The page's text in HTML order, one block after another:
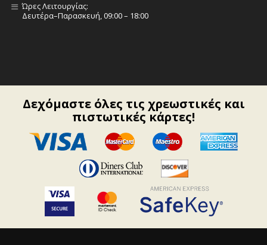
Ώρες Λειτουργίας:
Δευτέρα–Παρασκευή, 09:00 – 18:00
Δεχόμαστε όλες τις χρεωστικές και
πιστωτικές κάρτες!